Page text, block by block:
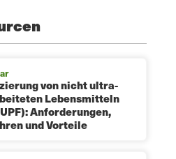
von nicht ultra-
Lebensmitteln
Anforderungen,
und Vorteile